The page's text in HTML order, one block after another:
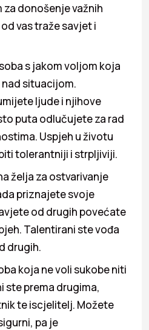
donošenje važnih
vas traže savjet i
s jakom voljom koja
situacijom.
ljude i njihove
puta odlučujete za rad
Uspjeh u životu
tolerantniji i strpljiviji.
želja za ostvarivanje
priznajete svoje
od drugih povećate
Talentirani ste vođa
drugih.
koja ne voli sukobe niti
ste prema drugima,
te iscjelitelj. Možete
pa je